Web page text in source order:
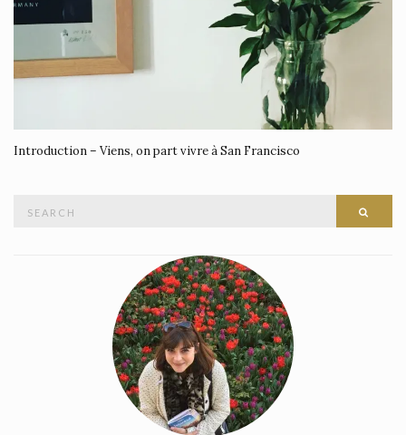
Introduction – Viens, on part vivre à San Francisco